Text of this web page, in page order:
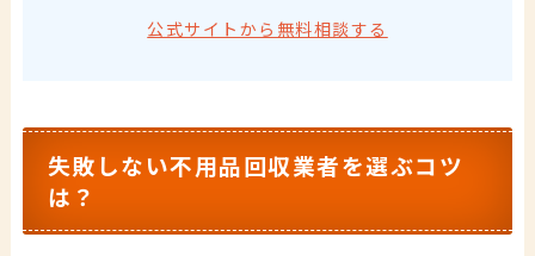
公式サイトから無料相談する
失敗しない不用品回収業者を選ぶコツ
は？